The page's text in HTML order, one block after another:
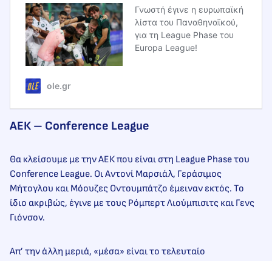
Γνωστή έγινε η ευρωπαϊκή
λίστα του Παναθηναϊκού,
για τη League Phase του
Europa League!
ole.gr
ΑΕΚ – Conference League
Θα κλείσουμε με την ΑΕΚ που είναι στη League Phase του
Conference League. Οι Αντονί Μαρσιάλ, Γεράσιμος
Μήτογλου και Μόουζες Οντουμπάτζο έμειναν εκτός. Το
ίδιο ακριβώς, έγινε με τους Ρόμπερτ Λιούμπισιτς και Γενς
Γιόνσον.
Απ’ την άλλη μεριά, «μέσα» είναι το τελευταίο